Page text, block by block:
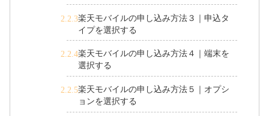
楽天モバイルの申し込み方法３｜申込タ
イプを選択する
楽天モバイルの申し込み方法４｜端末を
選択する
楽天モバイルの申し込み方法５｜オプシ
ョンを選択する